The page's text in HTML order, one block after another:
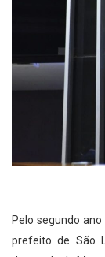
Pelo segundo
prefeito de São